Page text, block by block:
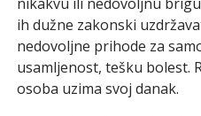
ih dužne zakonski
nedovoljne prihode za
usamljenost, tešku bolest.
osoba uzima svoj danak.